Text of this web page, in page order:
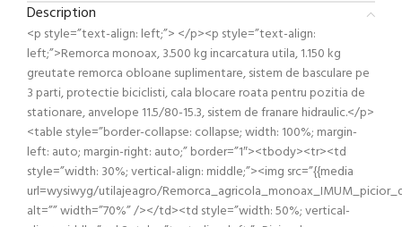
Description
<p style=”text-align: left;”> </p><p style=”text-align:
left;”>Remorca monoax, 3.500 kg incarcatura utila, 1.150 kg
greutate remorca obloane suplimentare, sistem de basculare pe
3 parti, protectie biciclisti, cala blocare roata pentru pozitia de
stationare, anvelope 11.5/80-15.3, sistem de franare hidraulic.</p>
<table style=”border-collapse: collapse; width: 100%; margin-
left: auto; margin-right: auto;” border=”1″><tbody><tr><td
style=”width: 30%; vertical-align: middle;”><img src=”{{media
url=wysiwyg/utilajeagro/
alt=”” width=”70%” /></td><td style=”width: 50%; vertical-